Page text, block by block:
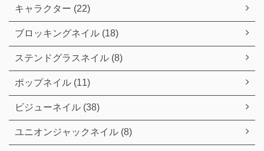
キャラクター (22)
ブロッキングネイル (18)
ステンドグラスネイル (8)
ポップネイル (11)
ビジューネイル (38)
ユニオンジャックネイル (8)